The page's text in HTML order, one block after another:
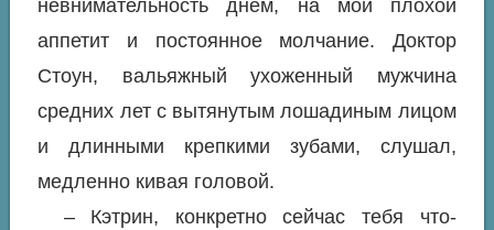
невнимательность днем, на мой плохой
аппетит и постоянное молчание. Доктор
Стоун, вальяжный ухоженный мужчина
средних лет с вытянутым лошадиным лицом
и длинными крепкими зубами, слушал,
медленно кивая головой.
– Кэтрин, конкретно сейчас тебя что-